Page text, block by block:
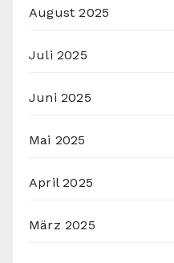
August 2025
Juli 2025
Juni 2025
Mai 2025
April 2025
März 2025